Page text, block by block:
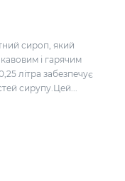
сироп, який
і гарячим
літра забезпечує
сирупу.Цей...